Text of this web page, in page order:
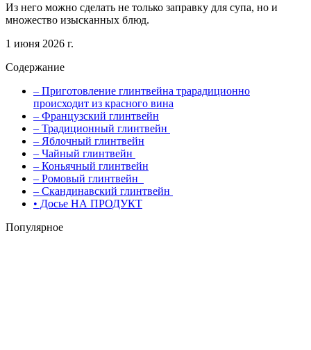
Из него можно сделать не только заправку для супа, но и
множество изысканных блюд.
1 июня 2026 г.
Содержание
– Приготовление глинтвейна трарадиционно
происходит из красного вина
– Французский глинтвейн
– Традиционный глинтвейн
– Яблочный глинтвейн
– Чайный глинтвейн
– Коньячный глинтвейн
– Ромовый глинтвейн
– Скандинавский глинтвейн
• Досье НА ПРОДУКТ
Популярное